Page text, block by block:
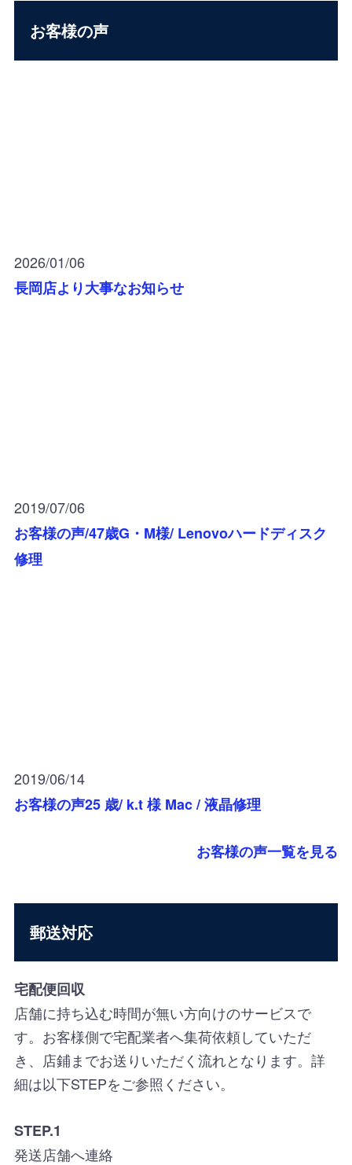
お客様の声
2026/01/06
長岡店より大事なお知らせ
2019/07/06
お客様の声/47歳G・M様/ Lenovoハードディスク
修理
2019/06/14
お客様の声25 歳/ k.t 様 Mac / 液晶修理
お客様の声一覧を見る
郵送対応
宅配便回収
店舗に持ち込む時間が無い方向けのサービスで
す。お客様側で宅配業者へ集荷依頼していただ
き、店鋪までお送りいただく流れとなります。詳
細は以下STEPをご参照ください。
STEP.1
発送店舗へ連絡